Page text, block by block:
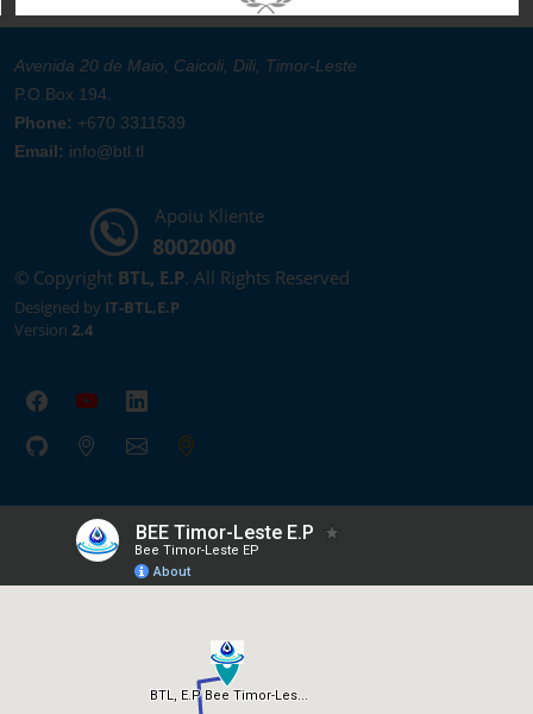
Avenida 20 de Maio, Caicoli, Dili, Timor-Leste
P.O.Box 194.
Phone: +670 3311539
Email: info@btl.tl
Apoiu Kliente
8002000
© Copyright BTL, E.P. All Rights Reserved
Designed by IT-BTL,E.P
Version 2.4